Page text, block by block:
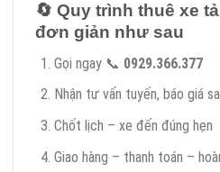
🔄 Quy trình thuê xe
đơn giản như sau
Gọi ngay 📞 0929.366.377
Nhận tư vấn tuyến, báo giá
Chốt lịch – xe đến đúng hẹn
Giao hàng – thanh toán –